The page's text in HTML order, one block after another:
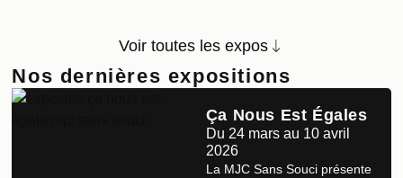
Voir toutes les expos
Nos dernières expositions
Ça Nous Est Égales
Du 24 mars au 10 avril
2026
La MJC Sans Souci présente